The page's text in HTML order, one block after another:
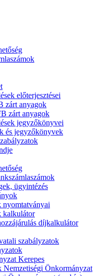
előterjesztései
zárt anyagok
zárt anyagok
jegyzőkönyvei
és jegyzőkönyvek
ügyintézés
kalkulátor
díjkalkulátor
szabályzatok
Kerepes
Nemzetiségi Önkormányzat